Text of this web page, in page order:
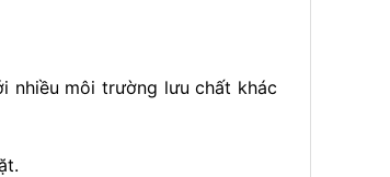
nhiều môi trường lưu chất khác